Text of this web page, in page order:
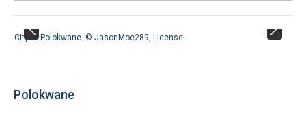
City of Polokwane. © JasonMoe289 License
Polokwane